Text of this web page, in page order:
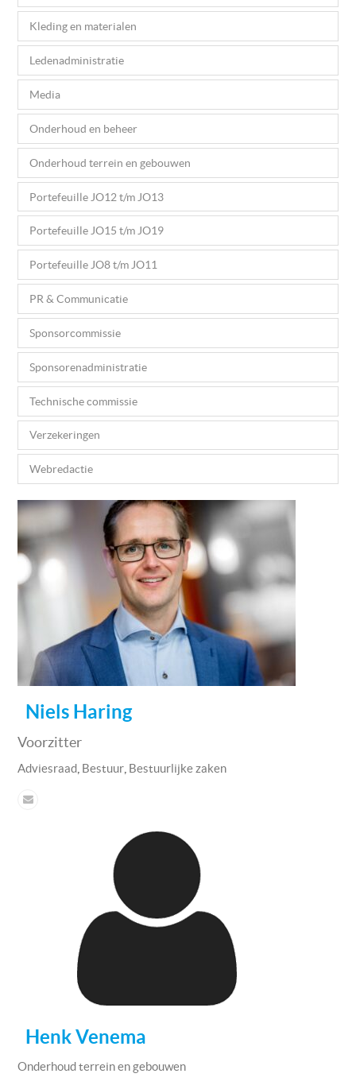
Kleding en materialen
Ledenadministratie
Media
Onderhoud en beheer
Onderhoud terrein en gebouwen
Portefeuille JO12 t/m JO13
Portefeuille JO15 t/m JO19
Portefeuille JO8 t/m JO11
PR & Communicatie
Sponsorcommissie
Sponsorenadministratie
Technische commissie
Verzekeringen
Webredactie
Niels Haring
Voorzitter
Adviesraad Bestuur Bestuurlijke zaken
Henk Venema
Onderhoud terrein en gebouwen